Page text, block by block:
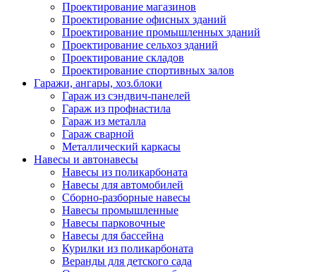
Проектирование магазинов
Проектирование офисных зданий
Проектирование промышленных зданий
Проектирование сельхоз зданий
Проектирование складов
Проектирование спортивных залов
Гаражи, ангары, хоз.блоки
Гараж из сэндвич-панелей
Гараж из профнастила
Гараж из металла
Гараж сварной
Металлический каркасы
Навесы и автонавесы
Навесы из поликарбоната
Навесы для автомобилей
Сборно-разборные навесы
Навесы промышленные
Навесы парковочные
Навесы для бассейна
Курилки из поликарбоната
Веранды для детского сада